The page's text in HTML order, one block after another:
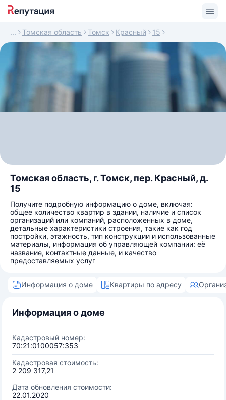
Томская область Томск Красный 15
Томская область, г. Томск, пер. Красный, д.
15
Получите подробную информацию о доме, включая:
общее количество квартир в здании, наличие и список
организаций или компаний, расположенных в доме,
детальные характеристики строения, такие как год
постройки, этажность, тип конструкции и использованные
материалы, информация об управляющей компании: её
название, контактные данные, и качество
предоставляемых услуг
Информация о доме Квартиры по адресу
Информация о доме
Кадастровый номер:
70:21:0100057:353
Кадастровая стоимость:
2 209 317,21
Дата обновления стоимости:
22.01.2020